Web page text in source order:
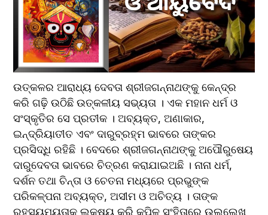
ଉତ୍କଳର ଆରାଧ୍ୟ ଦେବତା ଶ୍ରୀଜଗନ୍ନାଥଙ୍କୁ କେନ୍ଦ୍ର
କରି ଗଢ଼ି ଉଠିଛି ଉତ୍କଳୀୟ ସଭ୍ୟତା । ଏକ ମହାନ ଧର୍ମ ଓ
ସଂସ୍କୃତିର ସେ ପ୍ରତୀକ । ଅବ୍ୟକ୍ତ, ଅଣାକାର,
ଇନ୍ଦ୍ରିୟାତୀତ ଏବଂ ଦାରୁବ୍ରହ୍ମ ଭାବରେ ତାଙ୍କର
ପ୍ରସିଦ୍ଧି ରହିଛି । ବେଦରେ ଶ୍ରୀଜଗନ୍ନାଥଙ୍କୁ ଅପୌରୁଷେୟ
ଦାରୁଦେବତା ଭାବରେ ଚିତ୍ରଣ କରାଯାଇଅଛି । ନାନା ଧର୍ମ,
ଦର୍ଶନ ତଥା ଚିନ୍ତା ଓ ଚେତନା ମଧ୍ୟରେ ପ୍ରଭୁଙ୍କ
ପରିକଳ୍ପନା ଅବ୍ୟକ୍ତ, ଅସୀମ ଓ ଅଚିତ୍ୟ । ତାଙ୍କ
ରହସ୍ୟମୟତାକୁ ଲକ୍ଷ୍ୟ କରି କପିଳ ସଂହିତାରେ ଉଲ୍ଲେଖ